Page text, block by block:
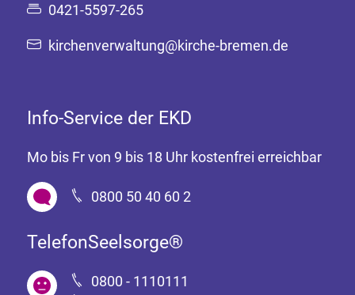
0421-5597-265
kirchenverwaltung@kirche-bremen.de
Info-Service der EKD
Mo bis Fr von 9 bis 18 Uhr kostenfrei erreichbar
0800 50 40 60 2
TelefonSeelsorge®
0800 - 1110111